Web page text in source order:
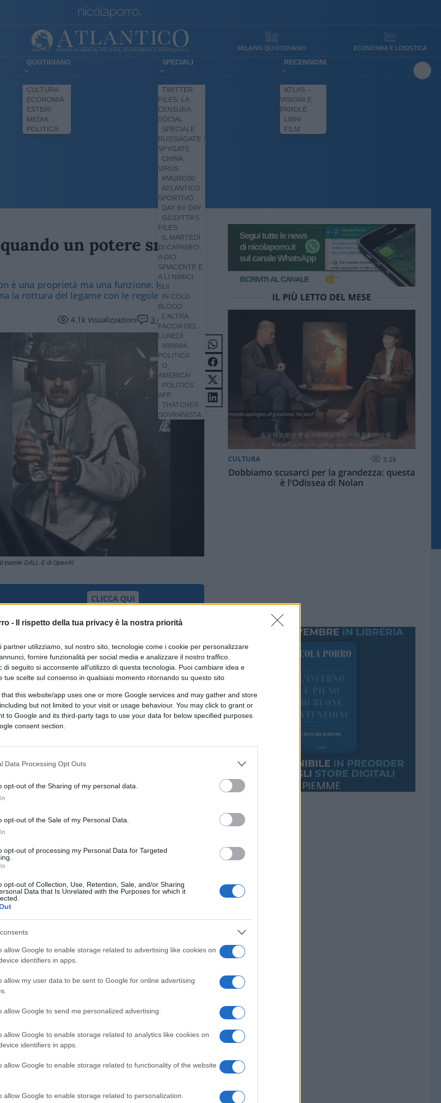
- Il rispetto della tua privacy è la nostra priorità
partner utilizziamo, sul nostro sito, tecnologie come i cookie per personalizzare
fornire funzionalità per social media e analizzare il nostro traffico.
di seguito si acconsente all'utilizzo di questa tecnologia. Puoi cambiare idea e
tue scelte sul consenso in qualsiasi momento ritornando su questo sito
that this website/app uses one or more Google services and may gather and store
but not limited to your visit or usage behaviour. You may click to grant or
to Google and its third-party tags to use your data for below specified purposes
consent section.
Data Processing Opt Outs
opt-out of the Sharing of my personal data.
opt-out of the Sale of my Personal Data.
opt-out of processing my Personal Data for Targeted
opt-out of Collection, Use, Retention, Sale, and/or Sharing
Data that Is Unrelated with the Purposes for which it
allow Google to enable storage related to advertising like cookies on
identifiers in apps.
allow my user data to be sent to Google for online advertising
allow Google to send me personalized advertising.
allow Google to enable storage related to analytics like cookies on
identifiers in apps.
allow Google to enable storage related to functionality of the website
allow Google to enable storage related to personalization.
MILANO QUOTIDIANO ECONOMIA E LOGISTICA
QUOTIDIANO
CULTURA
ECONOMIA
ESTERI
MEDIA
POLITICA
SPECIALI
TWITTER
FILES: LA
CENSURA
SOCIAL
SPECIALE
RUSSIAGATE /
SPYGATE
CHINA
VIRUS
#MURO30
ATLANTICO
SPORTIVO
DAY BY DAY
GIUDITTA’S
FILES
IL MARTEDÌ
DI CAPANEO,
A DIO
SPIACENTE E
A LI NIMICI
SUI
IN COLD
BLOOD
L’ALTRA
FACCIA DEL
LUNEDÌ
MINIMA
POLITICA
O,
AMERICA!
POLITICS
APP
THATCHER
SOVRANISTA
RECENSIONI
ATLAS –
VISIONI E
PAROLE
LIBRI
FILM
un potere smette
è una proprietà ma una funzione. Non è la
la rottura del legame con le regole
4.1k Visualizzazioni 3 commenti
tramite DALL·E di OpenAI
CLICCA QUI
giorni ripropongono una domanda che
prima delle crisi contemporanee:
Non si tratta di una questione
geopolitica. È un problema di
e limite.
da un autore del tardo Cinquecento,
autore del
legittimo e finito per essere
in discussione l’idea di un potere senza
apparequasi sovversivo nella sua
di proprietà. Lo afferma infatti in
magistratus” . Il regno non è un
non significa possedere lo Stato, le sue
una funzione temporanea, condizionata
che precede chi comanda.
chiarezza la traiettoria del potere
del regime degli ayatollah in Iran.
sistematicamente l’opposizione,
e governa attraverso l’eccezione
e
comune: lo occupa.
è invece giuridico. Il sovrano non
di esse. Al contrario:
del comando a definire la
le regole che rendono legittimo il
IL PIÙ LETTO DEL MESE
CULTURA 3.2k
Dobbiamo scusarci per la grandezza: questa
è l'Odissea di Nolan